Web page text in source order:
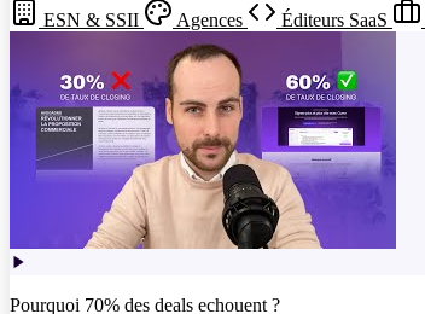
ESN & SSII Agences Éditeurs SaaS
Pourquoi 70% des deals echouent ?